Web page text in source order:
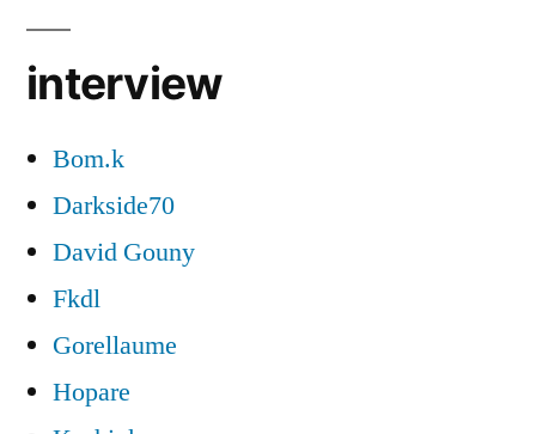
interview
Bom.k
Darkside70
David Gouny
Fkdl
Gorellaume
Hopare